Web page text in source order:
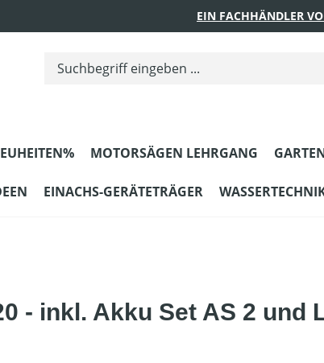
EIN FACHHÄNDLER
MOTORSÄGEN LEHRGANG
EINACHS-GERÄTETRÄGER
- inkl. Akku Set AS 2 und